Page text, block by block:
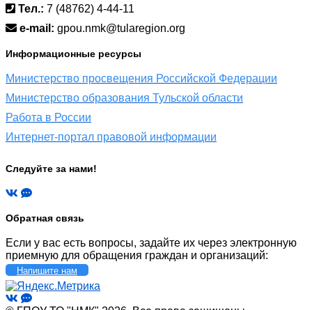
Тел.: 7 (48762) 4-44-11
e-mail: gpou.nmk@tularegion.org
Информационные ресурсы
Министерство просвещения Российской Федерации
Министерство образования Тульской области
Работа в России
Интернет-портал правовой информации
Следуйте за нами!
Обратная связь
Если у вас есть вопросы, задайте их через электронную
приемную для обращения граждан и организаций:
Напишите нам